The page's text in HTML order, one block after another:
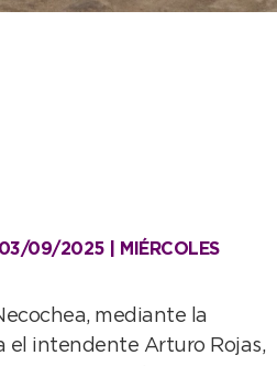
03/09/2025 | MIÉRCOLES
mediante la
el intendente Arturo Rojas,